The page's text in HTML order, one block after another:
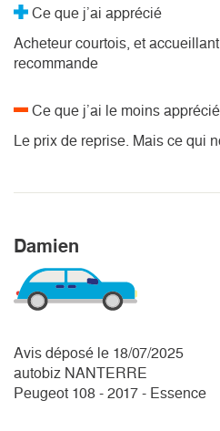
Ce que j’ai apprécié
Acheteur courtois, et
recommande
Ce que j’ai le moins apprécié
Le prix de reprise. Mais ce qui
Damien
Avis déposé le 18/07/2025
autobiz NANTERRE
Peugeot 108 - 2017 - Essence